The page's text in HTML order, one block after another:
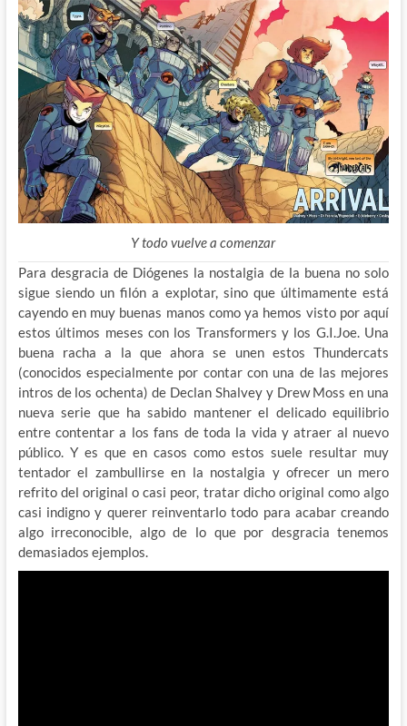
Y todo vuelve a comenzar
Para desgracia de Diógenes la nostalgia de la buena no solo
sigue siendo un filón a explotar, sino que últimamente está
cayendo en muy buenas manos como ya hemos visto por aquí
estos últimos meses con los Transformers y los G.I.Joe. Una
buena racha a la que ahora se unen estos Thundercats
(conocidos especialmente por contar con una de las mejores
intros de los ochenta) de Declan Shalvey y Drew Moss en una
nueva serie que ha sabido mantener el delicado equilibrio
entre contentar a los fans de toda la vida y atraer al nuevo
público. Y es que en casos como estos suele resultar muy
tentador el zambullirse en la nostalgia y ofrecer un mero
refrito del original o casi peor, tratar dicho original como algo
casi indigno y querer reinventarlo todo para acabar creando
algo irreconocible, algo de lo que por desgracia tenemos
demasiados ejemplos.